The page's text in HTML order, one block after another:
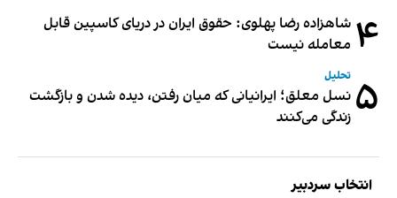
۴ شاهزاده رضا پهلوی: حقوق ایران در دریای کاسپین قابل
معامله نیست
۵ تحلیل
نسل معلق؛ ایرانیانی که میان رفتن، دیده شدن و بازگشت
زندگی می‌کنند
انتخاب سردبیر